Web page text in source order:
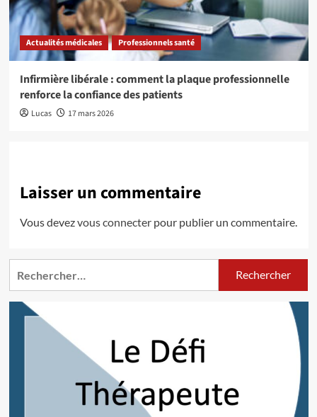
Actualités médicales Professionnels santé
Infirmière libérale : comment la plaque professionnelle
renforce la confiance des patients
Lucas 17 mars 2026
Laisser un commentaire
Vous devezvous connecterpour publier un commentaire.